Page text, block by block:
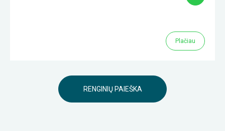
Plačiau
RENGINIŲ PAIEŠKA